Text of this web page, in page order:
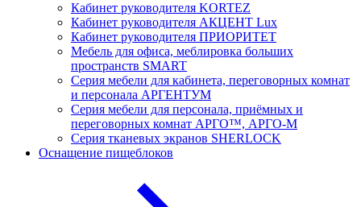
Кабинет руководителя KORTEZ
Кабинет руководителя АКЦЕНТ Lux
Кабинет руководителя ПРИОРИТЕТ
Мебель для офиса, меблировка больших
пространств SMART
Серия мебели для кабинета, переговорных комнат
и персонала АРГЕНТУМ
Серия мебели для персонала, приёмных и
переговорных комнат АРГО™, АРГО-М
Серия тканевых экранов SHERLOCK
Оснащение пищеблоков